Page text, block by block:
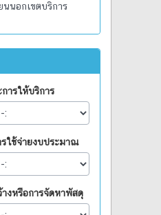
นนอกเขตบริการ
ารให้บริการ
ใช้จ่ายงบประมาณ
งหรือการจัดหาพัสดุ